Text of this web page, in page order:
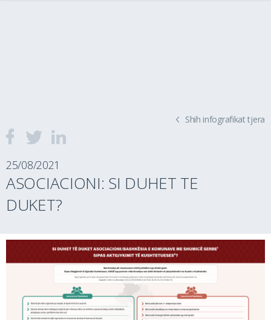
Shih infografikat tjera
25/08/2021
ASOCIACIONI: SI DUHET TE
DUKET?